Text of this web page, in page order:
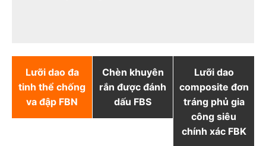
Lưỡi dao đa
tinh thể chống
va đập FBN
Chèn khuyên
rắn được đánh
dấu FBS
Lưỡi dao
composite đơn
tráng phủ gia
công siêu
chính xác FBK